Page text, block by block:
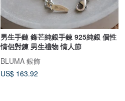
男生手鏈 鋒芒純銀手鍊 925純銀 個性
情侶對鍊 男生禮物 情人節
BLUMA 銀飾
US$ 163.92